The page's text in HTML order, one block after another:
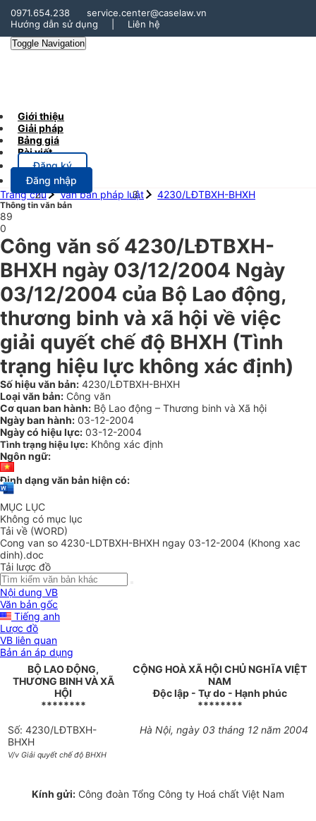
0971.654.238
service.center@caselaw.vn
Hướng dẫn sử dụng
Liên hệ
Toggle Navigation
Giới thiệu
Giải pháp
Bảng giá
Bài viết
Đăng ký
Đăng nhập
Trang chủ
Văn bản pháp luật 4230/LĐTBXH-BHXH
Thông tin văn bản
89
0
Công văn số 4230/LĐTBXH-
BHXH ngày 03/12/2004 Ngày
03/12/2004 của Bộ Lao động,
thương binh và xã hội về việc
giải quyết chế độ BHXH (Tình
trạng hiệu lực không xác định)
Số hiệu văn bản: 4230/LĐTBXH-BHXH
Loại văn bản: Công văn
Cơ quan ban hành: Bộ Lao động – Thương binh và Xã hội
Ngày ban hành: 03-12-2004
Ngày có hiệu lực: 03-12-2004
Tình trạng hiệu lực: Không xác định
Ngôn ngữ:
Định dạng văn bản hiện có:
MỤC LỤC
Không có mục lục
Tải về (WORD)
Cong van so 4230-LDTBXH-BHXH ngay 03-12-2004 (Khong xac
dinh).doc
Tải lược đồ
Nội dung VB
Văn bản gốc
Tiếng anh
Lược đồ
VB liên quan
Bản án áp dụng
BỘ LAO ĐỘNG,
THƯƠNG BINH VÀ XÃ
HỘI
********
CỘNG HOÀ XÃ HỘI CHỦ NGHĨA VIỆT
NAM
Độc lập - Tự do - Hạnh phúc
********
Số: 4230/LĐTBXH-
BHXH
V/v Giải quyết chế độ BHXH
Hà Nội, ngày 03 tháng 12 năm 2004
Kính gửi: Công đoàn Tổng Công ty Hoá chất Việt Nam